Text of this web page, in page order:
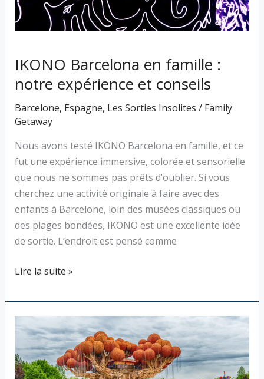
IKONO Barcelona en famille :
notre expérience et conseils
Barcelone, Espagne, Les Sorties Insolites / Family
Getaway
Nous avons testé IKONO Barcelona en famille, et ce
fut une expérience immersive, colorée et sensorielle
que nous ne sommes pas prêts d’oublier. Si vous
cherchez une activité originale à faire avec des
enfants à Barcelone, loin des musées classiques ou
des plages bondées, IKONO est une excellente idée
de sortie. L’endroit est pensé comme
conseils
Lire la suite »
Gardaland
famille
: